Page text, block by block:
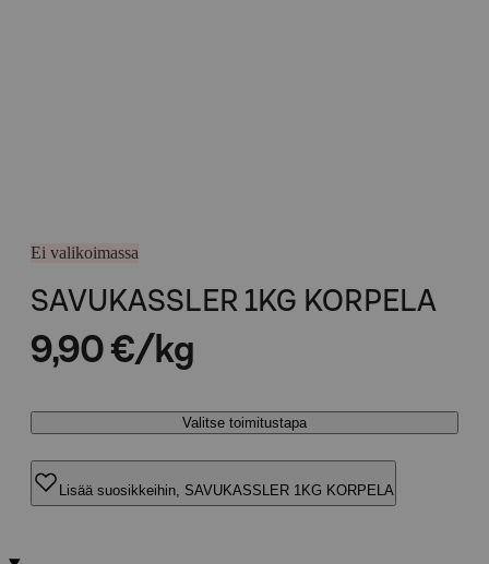
Ei valikoimassa
SAVUKASSLER 1KG KORPELA
9,90 €/kg
Valitse toimitustapa
Lisää suosikkeihin, SAVUKASSLER 1KG KORPELA